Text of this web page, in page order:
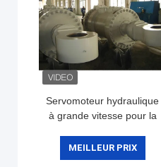
Servomoteur hydraulique
à grande vitesse pour la
de palette
MEILLEUR PRIX